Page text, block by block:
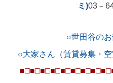
ミ)03－
○世田谷の
○大家さん（賃貸募集・